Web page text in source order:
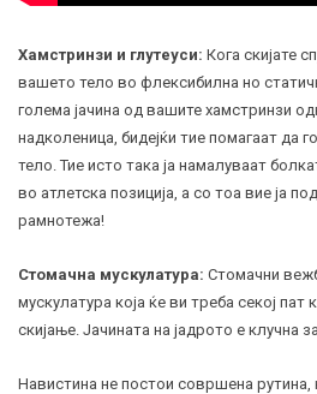
Хамстринзи и глутеуси: Кога скијате
вашето тело во флексибилна но
голема јачина од вашите хамстринзи
надколеница, бидејќи тие помагаат да
тело. Тие исто така ја намалуваат
во атлетска позиција, а со тоа вие ја
рамнотежа!
Стомачна мускулатура: Стомачни
мускулатура која ќе ви треба секој пат
скијање. Јачината на јадрото е клучна
Навистина не постои совршена